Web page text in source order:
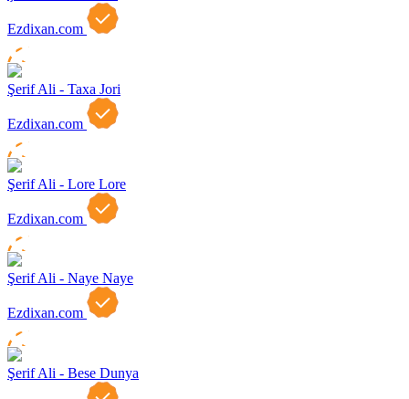
Ezdixan.com
Şerif Ali - Taxa Jori
Ezdixan.com
Şerif Ali - Lore Lore
Ezdixan.com
Şerif Ali - Naye Naye
Ezdixan.com
Şerif Ali - Bese Dunya